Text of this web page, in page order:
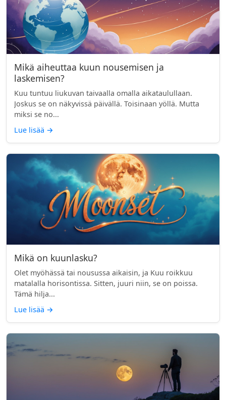
Mikä aiheuttaa kuun nousemisen ja
laskemisen?
Kuu tuntuu liukuvan taivaalla omalla aikataulullaan.
Joskus se on näkyvissä päivällä. Toisinaan yöllä. Mutta
miksi se no...
Lue lisää →
Mikä on kuunlasku?
Olet myöhässä tai nousussa aikaisin, ja Kuu roikkuu
matalalla horisontissa. Sitten, juuri niin, se on poissa.
Tämä hilja...
Lue lisää →